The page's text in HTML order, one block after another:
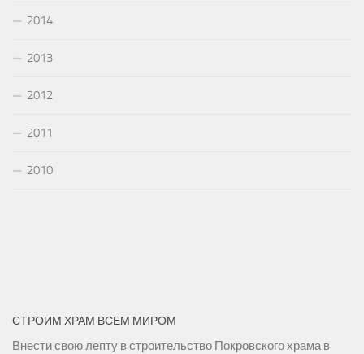
2014
2013
2012
2011
2010
СТРОИМ ХРАМ ВСЕМ МИРОМ
Внести свою лепту в строительство Покровского храма в